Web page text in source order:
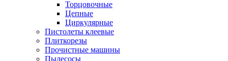
Торцовочные
Цепные
Циркулярные
Пистолеты клеевые
Плиткорезы
Прочистные машины
Пылесосы